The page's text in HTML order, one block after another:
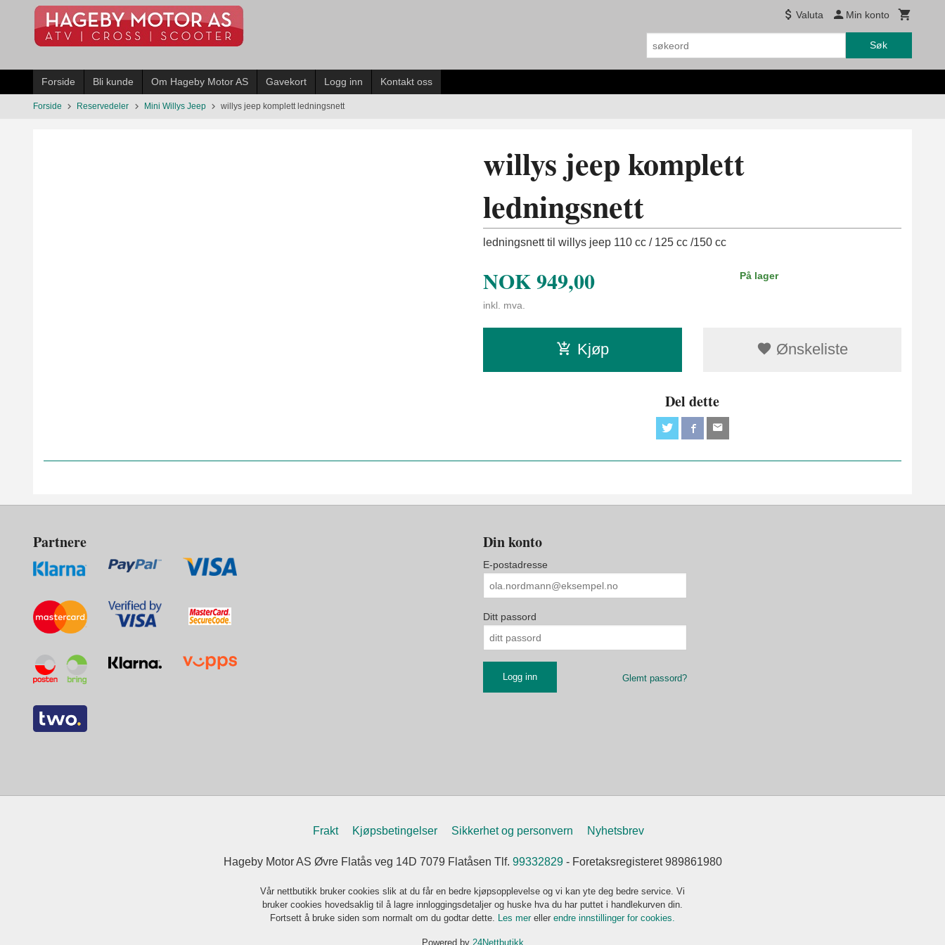
innholdet
Valuta Min konto
Søk
Forside Bli kunde Om Hageby Motor AS Gavekort Logg inn Kontakt oss
Forside Reservedeler Mini Willys Jeep willys jeep komplett ledningsnett
willys jeep komplett
ledningsnett
ledningsnett til willys jeep 110 cc / 125 cc /150 cc
NOK949,00
inkl. mva.
På lager
Kjøp Ønskeliste
Del dette
Partnere Din konto
E-postadresse
Ditt passord
Glemt passord?
Frakt Kjøpsbetingelser Sikkerhet og personvern Nyhetsbrev
Hageby Motor AS Øvre Flatås veg 14D 7079 Flatåsen Tlf. 99332829- Foretaksregisteret 989861980
Vår nettbutikk bruker cookies slik at du får en bedre kjøpsopplevelse og vi kan yte deg bedre service. Vi
bruker cookies hovedsaklig til å lagre innloggingsdetaljer og huske hva du har puttet i handlekurven din.
Fortsett å bruke siden som normalt om du godtar dette.
Les mer eller endre innstillinger for cookies.
Powered by 24Nettbutikk